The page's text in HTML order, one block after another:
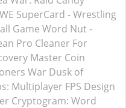
SuperCard - Wrestling
Game Word Nut -
Pro Cleaner For
Master Coin
War Dusk of
Multiplayer FPS Design
Cryptogram: Word